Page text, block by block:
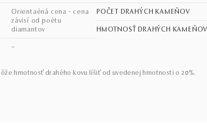
Orientaèná cena - cena
závisí od poètu
diamantov
–
POČET DRAHÝCH KAMEŇOV
HMOTNOSŤ DRAHÝCH KAMEŇOV
hmotnosť drahého kovu líšiť od uvedenej hmotnosti o 20%.